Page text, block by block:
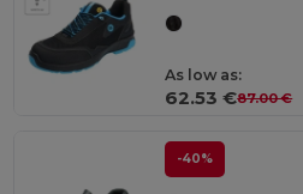
As low as:
62.53 €87.00 €
-40%